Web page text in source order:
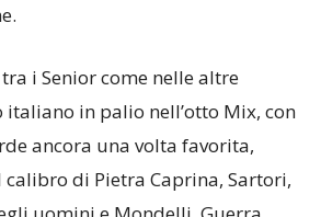
i Senior come nelle altre
in palio nell’otto Mix, con
ancora una volta favorita,
di Pietra Caprina, Sartori,